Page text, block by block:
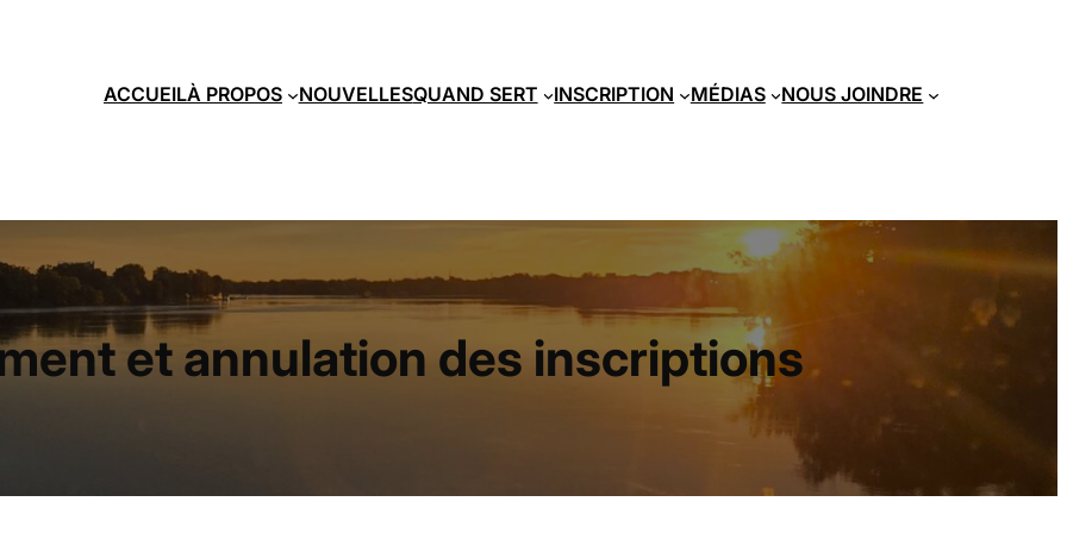
ACCUEILÀ PROPOS NOUVELLESQUAND SERT INSCRIPTION MÉDIAS NOUS JOINDRE
et annulation des inscriptions